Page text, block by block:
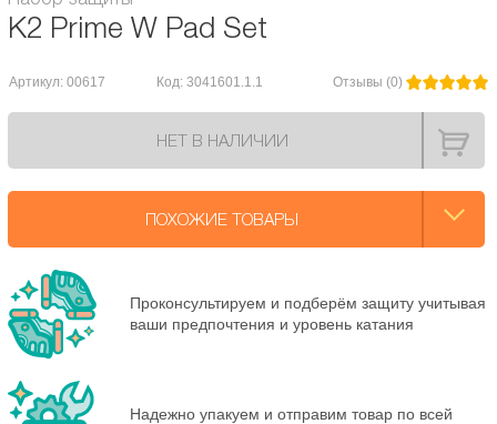
K2 Prime W Pad Set
Артикул: 00617 Код: 3041601.1.1 Отзывы (0)
НЕТ В НАЛИЧИИ
ПОХОЖИЕ ТОВАРЫ
Проконсультируем и подберём защиту учитывая
ваши предпочтения и уровень катания
Надежно упакуем и отправим товар по всей